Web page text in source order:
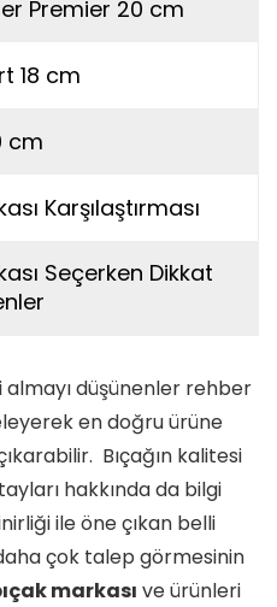
Premier 20 cm
18 cm
cm
Karşılaştırması
Seçerken Dikkat
almayı düşünenler rehber
en doğru ürüne
Bıçağın kalitesi
hakkında da bilgi
ile öne çıkan belli
çok talep görmesinin
markası ve ürünleri